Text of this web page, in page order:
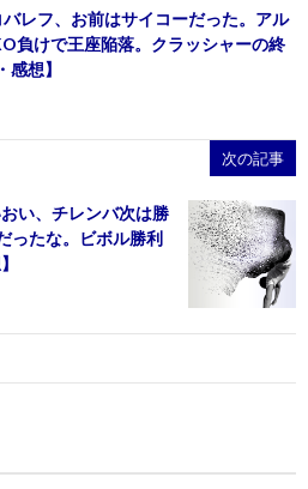
レフ、お前はサイコーだった。アル
負けで王座陥落。クラッシャーの終
感想】
次の記事
い、チレンバ次は勝
ったな。ビボル勝利